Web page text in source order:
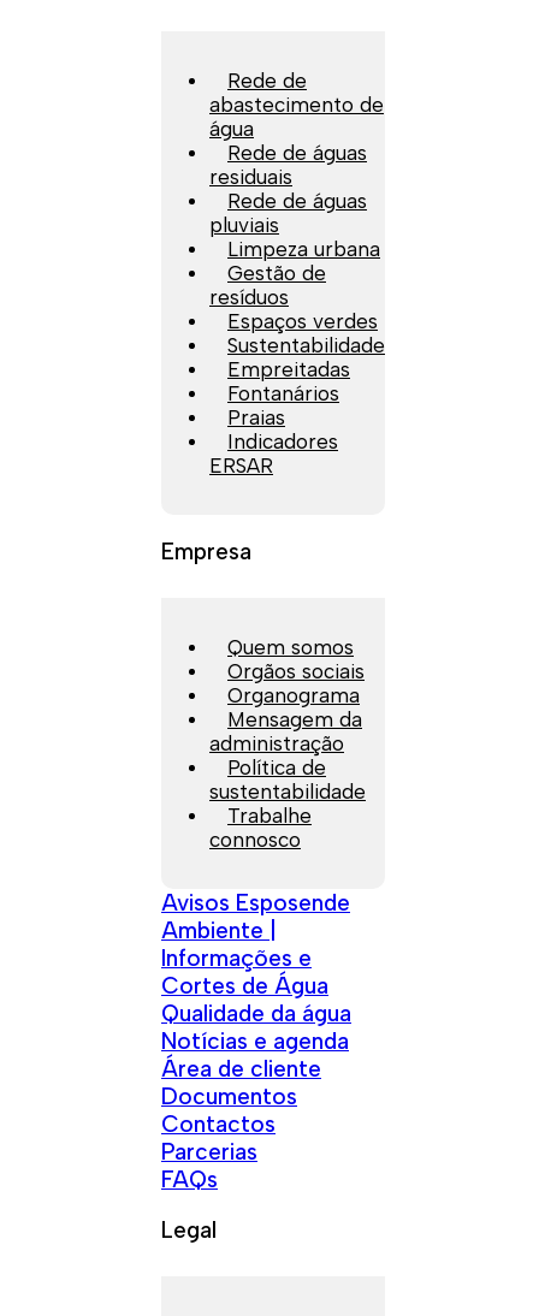
Rede de
abastecimento de
água
Rede de águas
residuais
Rede de águas
pluviais
Limpeza urbana
Gestão de
resíduos
Espaços verdes
Sustentabilidade
Empreitadas
Fontanários
Praias
Indicadores
ERSAR
Empresa
Quem somos
Orgãos sociais
Organograma
Mensagem da
administração
Política de
sustentabilidade
Trabalhe
connosco
Avisos Esposende
Ambiente |
Informações e
Cortes de Água
Qualidade da água
Notícias e agenda
Área de cliente
Documentos
Contactos
Parcerias
FAQs
Legal